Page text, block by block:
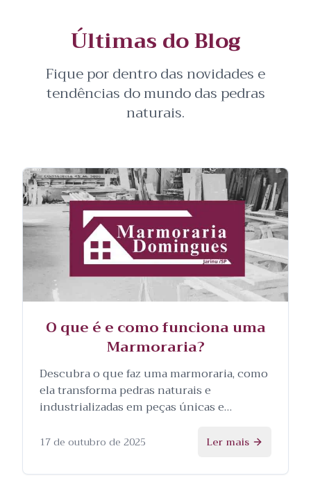
Últimas do Blog
Fique por dentro das novidades e
tendências do mundo das pedras
naturais.
O que é e como funciona uma
Marmoraria?
Descubra o que faz uma marmoraria, como
ela transforma pedras naturais e
industrializadas em peças únicas e
processo.
17 de outubro de 2025 Ler mais